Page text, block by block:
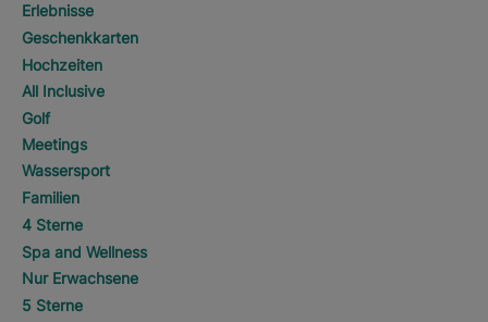
Erlebnisse
Geschenkkarten
Hochzeiten
All Inclusive
Golf
Meetings
Wassersport
Familien
4 Sterne
Spa and Wellness
Nur Erwachsene
5 Sterne